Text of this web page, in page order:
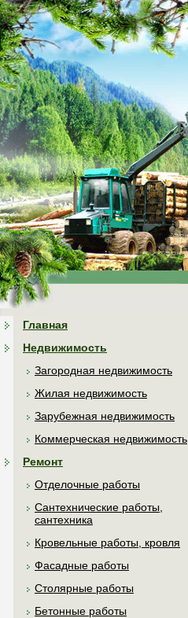
Главная
Недвижимость
Загородная недвижимость
Жилая недвижимость
Зарубежная недвижимость
Коммерческая недвижимость
Ремонт
Отделочные работы
Сантехнические работы,
сантехника
Кровельные работы, кровля
Фасадные работы
Столярные работы
Бетонные работы